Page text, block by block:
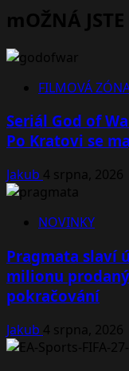
mOŽNÁ
FILMOVÁ
Seriál God of
Po Kratovi se
Jakub 4 srpna, 2026
NOVINKY
Pragmata slaví
milionu
pokračování
Jakub 4 srpna, 2026